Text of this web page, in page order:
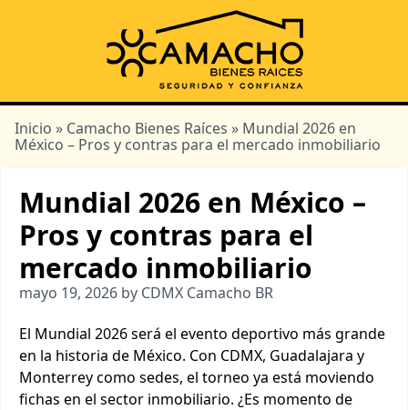
Inicio » Camacho Bienes Raíces » Mundial 2026 en
México – Pros y contras para el mercado inmobiliario
Mundial 2026 en México –
Pros y contras para el
mercado inmobiliario
mayo 19, 2026 by CDMX Camacho BR
El Mundial 2026 será el evento deportivo más grande
en la historia de México. Con CDMX, Guadalajara y
Monterrey como sedes, el torneo ya está moviendo
fichas en el sector inmobiliario. ¿Es momento de